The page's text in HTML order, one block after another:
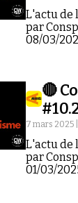
Se connecter
L'actu de
par
08/03/
🔴
7 mars 2025 |
L'actu de
par
01/03/